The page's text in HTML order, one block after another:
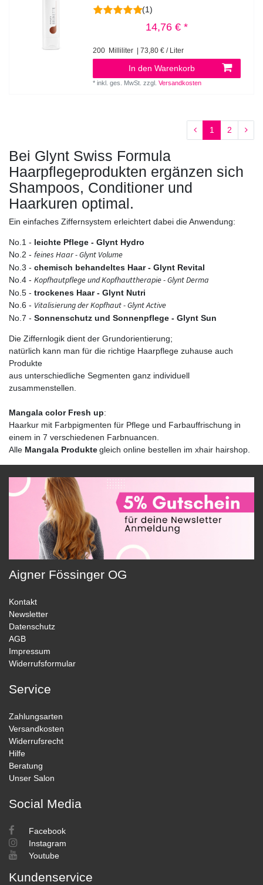
(1)
14,76 € *
200 Milliliter | 73,80 € / Liter
In den Warenkorb
*inkl. ges. MwSt. zzgl.Versandkosten
1 2
Bei Glynt Swiss Formula
Haarpflegeprodukten ergänzen sich
Shampoos, Conditioner und
Haarkuren optimal.
Ein einfaches Ziffernsystem erleichtert dabei die Anwendung:
No.1 - leichte Pflege - Glynt Hydro
No.2 - feines Haar - Glynt Volume
No.3 - chemisch behandeltes Haar - Glynt Revital
No.4 - Kopfhautpflege und Kopfhauttherapie - Glynt Derma
No.5 - trockenes Haar - Glynt Nutri
No.6 - Vitalisierung der Kopfhaut - Glynt Active
No.7 - Sonnenschutz und Sonnenpflege - Glynt Sun
Die Ziffernlogik dient der Grundorientierung;
natürlich kann man für die richtige Haarpflege zuhause auch
Produkte
aus unterschiedliche Segmenten ganz individuell
zusammenstellen.
Mangala color Fresh up:
Haarkur mit Farbpigmenten für Pflege und Farbauffrischung in
einem in 7 verschiedenen Farbnuancen.
Alle Mangala Produktegleich online bestellen im xhair hairshop.
Aigner Fössinger OG
Kontakt
Newsletter
Datenschutz
AGB
Impressum
Widerrufsformular
Service
Zahlungsarten
Versandkosten
Widerrufsrecht
Hilfe
Beratung
Unser Salon
Social Media
Facebook
Instagram
Youtube
Kundenservice